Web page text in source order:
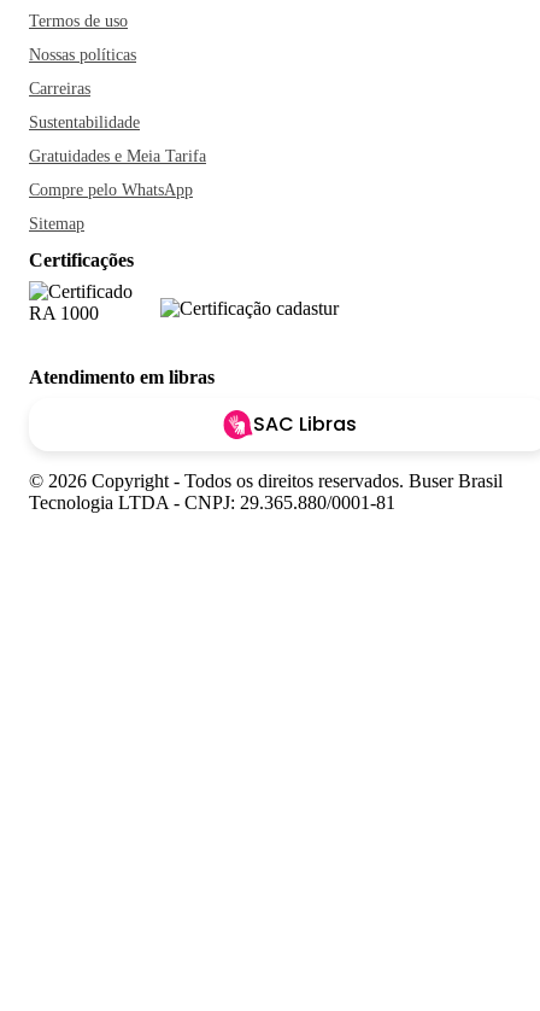
Termos de uso
Nossas políticas
Carreiras
Sustentabilidade
Gratuidades e Meia Tarifa
Compre pelo WhatsApp
Sitemap
Certificações
Atendimento em libras
SAC Libras
© 2026 Copyright - Todos os direitos reservados. Buser Brasil
Tecnologia LTDA - CNPJ: 29.365.880/0001-81